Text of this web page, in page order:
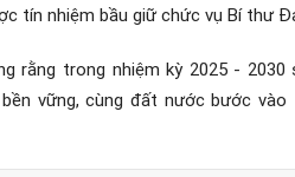
tín nhiệm bầu giữ chức vụ Bí thư
rằng trong nhiệm kỳ 2025 -
vững, cùng đất nước bước